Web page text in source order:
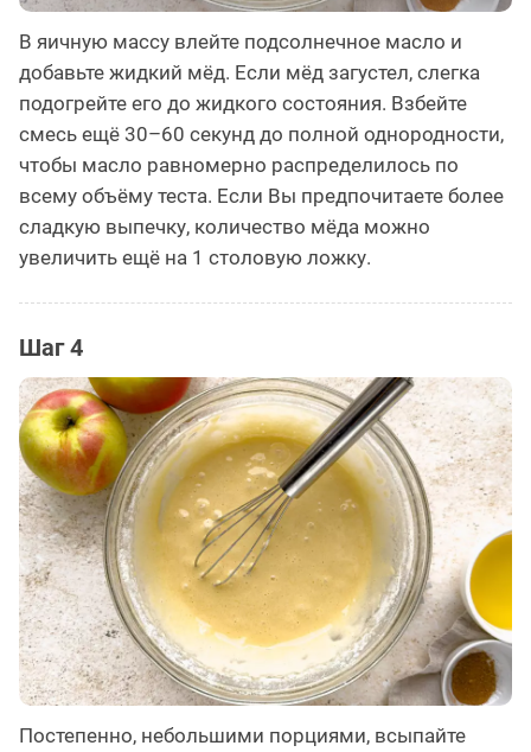
В яичную массу влейте подсолнечное масло и
добавьте жидкий мёд. Если мёд загустел, слегка
подогрейте его до жидкого состояния. Взбейте
смесь ещё 30–60 секунд до полной однородности,
чтобы масло равномерно распределилось по
всему объёму теста. Если Вы предпочитаете более
сладкую выпечку, количество мёда можно
увеличить ещё на 1 столовую ложку.
Шаг 4
Постепенно, небольшими порциями, всыпайте